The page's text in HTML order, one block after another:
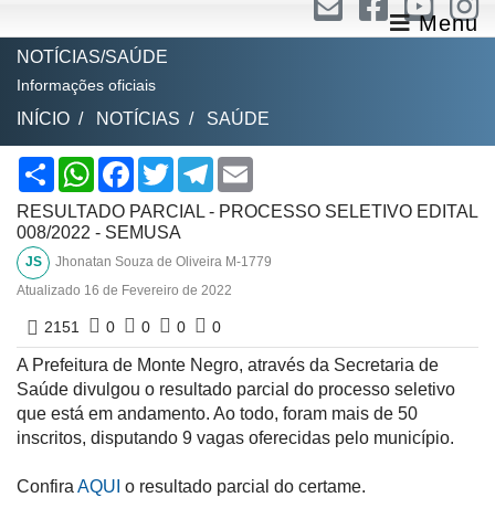
NOTÍCIAS/SAÚDE
Informações oficiais
INÍCIO NOTÍCIAS SAÚDE
ShareWhatsAppFacebook
TwitterTelegram
RESULTADO PARCIAL - PROCESSO SELETIVO EDITAL
008/2022 - SEMUSA
JS
Jhonatan Souza de Oliveira M-1779
Atualizado 16 de Fevereiro de 2022
2151 0 0 0 0
A Prefeitura de Monte Negro, através da Secretaria de
Saúde divulgou o resultado parcial do processo seletivo
que está em andamento. Ao todo, foram mais de 50
inscritos, disputando 9 vagas oferecidas pelo município.
Confira AQUI o resultado parcial do certame.